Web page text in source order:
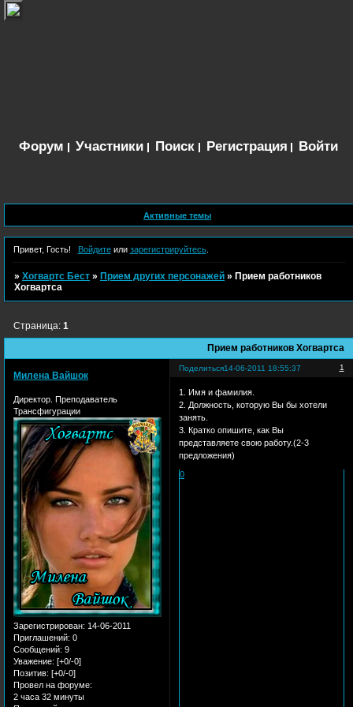
Форум Участники Поиск Регистрация Войти
Активные темы
Привет, Гость! Войдитеили зарегистрируйтесь.
»Хогвартс Бест » Прием других персонажей » Прием работников
Хогвартса
Прием работников Хогвартса
Страница:1
Поделиться 1
14-06-2011 18:55:37
Милена Вайшок
Директор. Преподаватель
Трансфигурации
Зарегистрирован: 14-06-2011
Приглашений: 0
Сообщений: 9
Уважение: [+0/-0]
Позитив: [+0/-0]
Провел на форуме:
2 часа 32 минуты
1. Имя и фамилия.
2. Должность, которую Вы бы хотели
занять.
3. Кратко опишите, как Вы
представляете свою работу.(2-3
предложения)
0